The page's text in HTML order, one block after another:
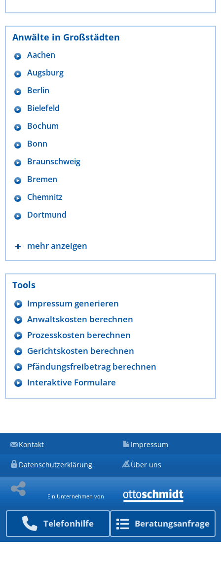
Telefon­hilfe Beratungs­anfrage
Anwälte in Großstädten
Aachen
Augsburg
Berlin
Bielefeld
Bochum
Bonn
Braunschweig
Bremen
Chemnitz
Dortmund
mehr anzeigen
Tools
Impressum generieren
Anwaltskosten berechnen
Prozesskosten berechnen
Gerichtskosten berechnen
Pfändungsfreibetrag berechnen
Interaktive Formulare
Kontakt Impressum
Datenschutzerklärung Über uns
Ein Unternehmen von